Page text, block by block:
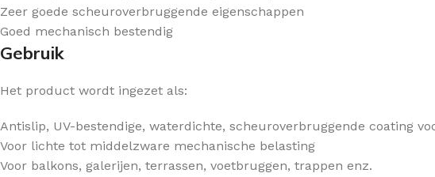
Zeer goede scheuroverbruggende eigenschappen
Goed mechanisch bestendig
Gebruik
Het product wordt ingezet als:
Antislip, UV-bestendige, waterdichte, scheuroverbruggende coating
Voor lichte tot middelzware mechanische belasting
Voor balkons, galerijen, terrassen, voetbruggen, trappen enz.